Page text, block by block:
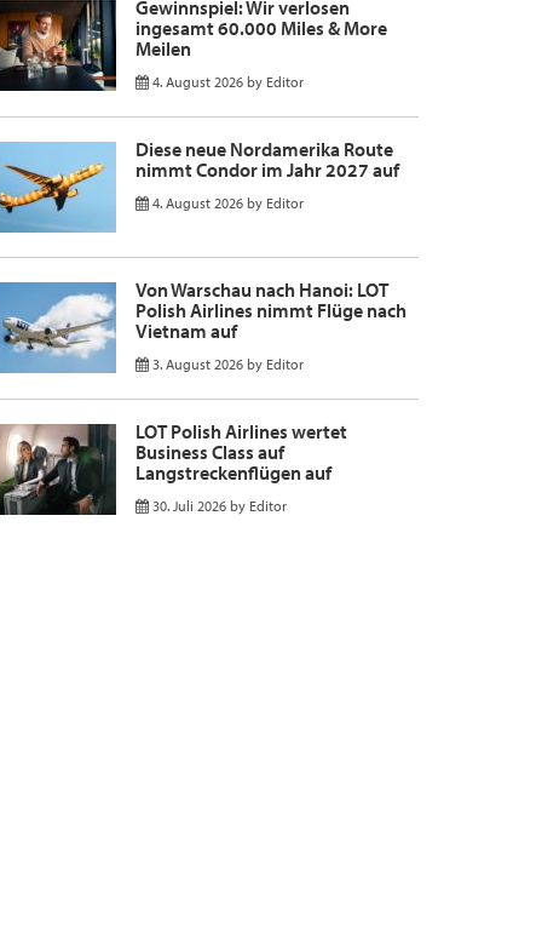
Gewinnspiel: Wir verlosen
ingesamt 60.000 Miles & More
Meilen
4. August 2026 by Editor
Diese neue Nordamerika Route
nimmt Condor im Jahr 2027 auf
4. August 2026 by Editor
Von Warschau nach Hanoi: LOT
Polish Airlines nimmt Flüge nach
Vietnam auf
3. August 2026 by Editor
LOT Polish Airlines wertet
Business Class auf
Langstreckenflügen auf
30. Juli 2026 by Editor